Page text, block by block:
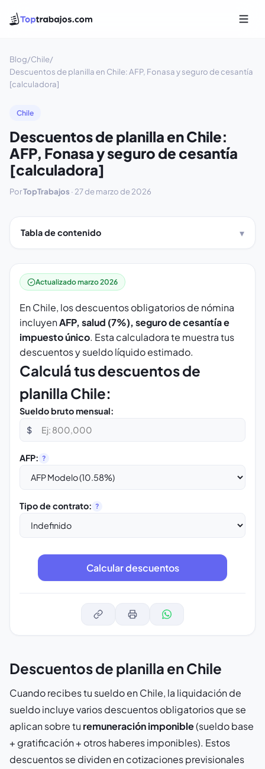
Blog/Chile/
Descuentos de planilla en Chile: AFP, Fonasa y seguro de cesantía
[calculadora]
Chile
Descuentos de planilla en Chile:
AFP, Fonasa y seguro de cesantía
[calculadora]
PorTopTrabajos · 27 de marzo de 2026
Tabla de contenido
Actualizado marzo 2026
En Chile, los descuentos obligatorios de nómina
incluyenAFP, salud (7%), seguro de cesantía e
impuesto único. Esta calculadora te muestra tus
descuentos y sueldo líquido estimado.
Calculá tus descuentos de
planilla Chile:
Sueldo bruto mensual:
$
AFP: ?
Tipo de contrato: ?
Descuentos de planilla en Chile
Cuando recibes tu sueldo en Chile, la liquidación de
sueldo incluye varios descuentos obligatorios que se
aplican sobre tu remuneración imponible(sueldo base
+ gratificación + otros haberes imponibles). Estos
descuentos se dividen en cotizaciones previsionales